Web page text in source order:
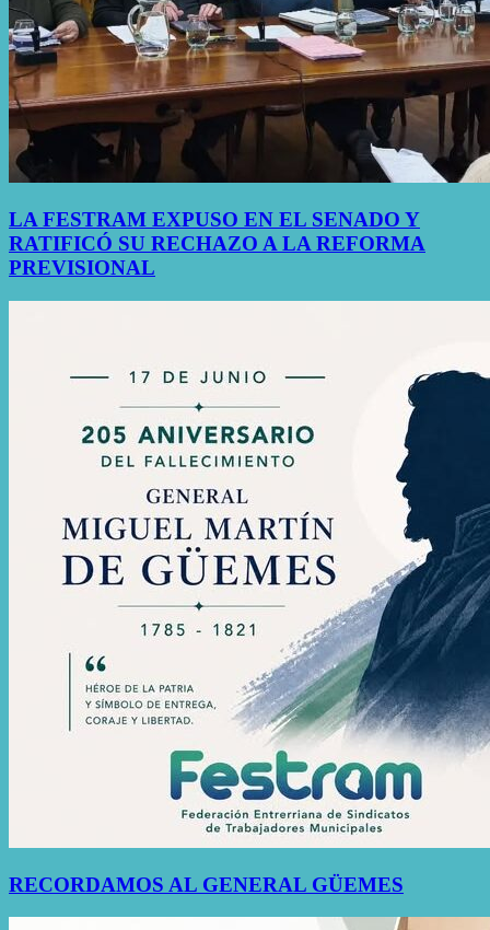
LA FESTRAM EXPUSO EN EL SENADO Y
RATIFICÓ SU RECHAZO A LA REFORMA
PREVISIONAL
RECORDAMOS AL GENERAL GÜEMES